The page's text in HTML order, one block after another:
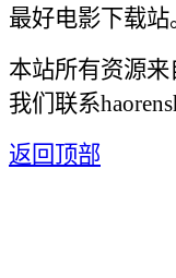
最好电影下载站
本站所有资源
我们联系
返回顶部